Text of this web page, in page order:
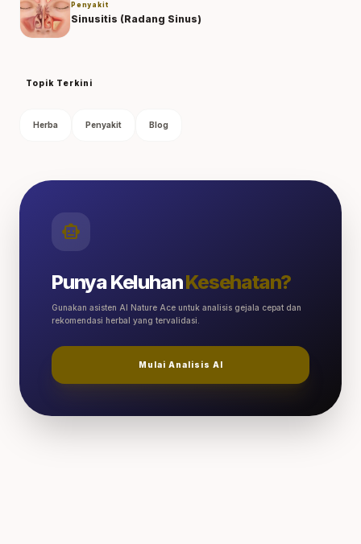
Penyakit
Sinusitis (Radang Sinus)
Topik Terkini
Herba Penyakit Blog
smart_toy
Punya KeluhanKesehatan?
Gunakan asisten AI Nature Ace untuk analisis gejala cepat dan
rekomendasi herbal yang tervalidasi.
Mulai Analisis AI